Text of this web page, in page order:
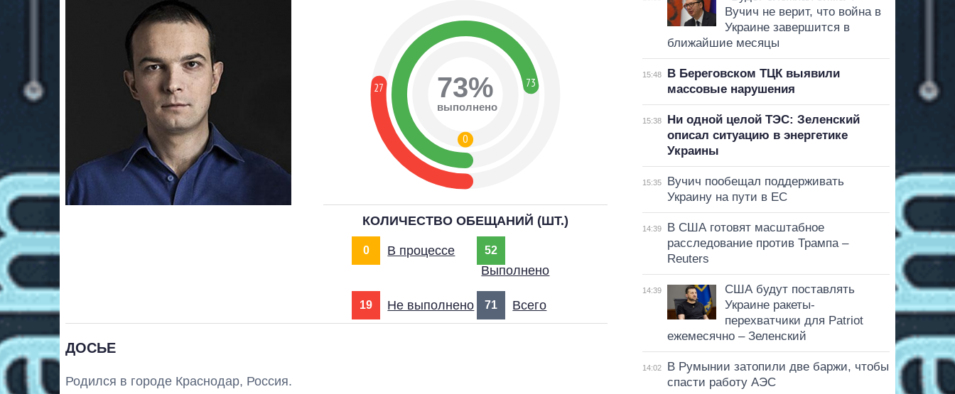
ДОСЬЕ
Родился в городе Краснодар, Россия.
27 73
0
73%
выполнено
КОЛИЧЕСТВО ОБЕЩАНИЙ (ШТ.)
0 В процессе 52
Выполнено
19 Не выполнено 71 Всего
Вучич не верит, что война в
Украине завершится в
ближайшие месяцы
15:48
В Береговском ТЦК выявили
массовые нарушения
15:38
Ни одной целой ТЭС: Зеленский
описал ситуацию в энергетике
Украины
15:35
Вучич пообещал поддерживать
Украину на пути в ЕС
14:39
В США готовят масштабное
расследование против Трампа –
Reuters
14:39
США будут поставлять
Украине ракеты-
перехватчики для Patriot
ежемесячно – Зеленский
14:02
В Румынии затопили две баржи, чтобы
спасти работу АЭС